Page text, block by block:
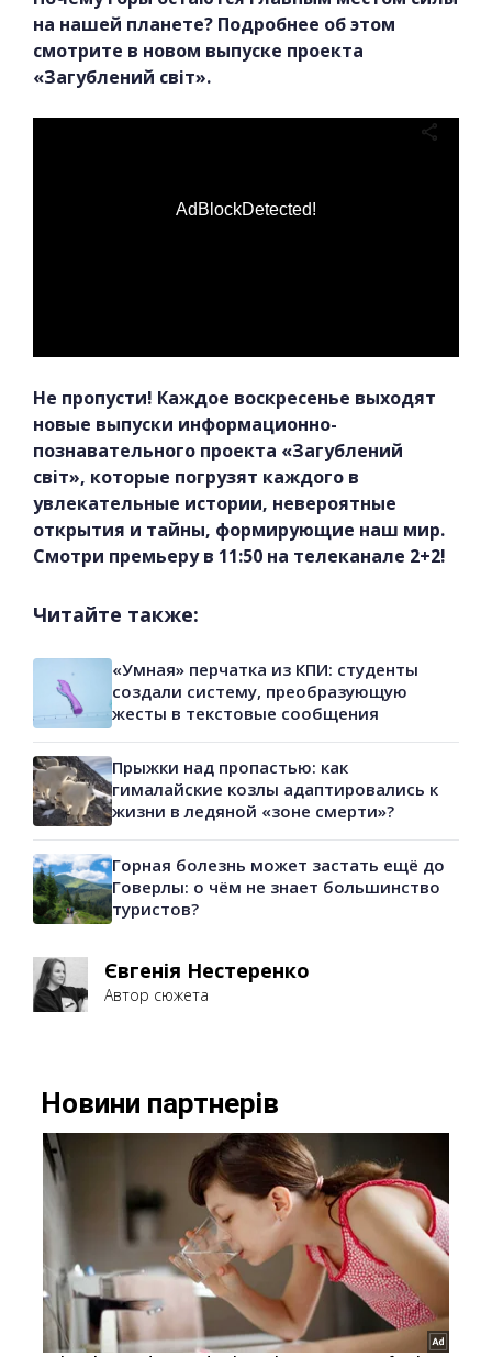
на нашей планете? Подробнее об этом
смотрите в новом выпуске проекта
«Загублений світ».
AdBlockDetected!
Не пропусти! Каждое воскресенье выходят
новые выпуски информационно-
познавательного проекта «Загублений
світ», которые погрузят каждого в
увлекательные истории, невероятные
открытия и тайны, формирующие наш мир.
Смотри премьеру в 11:50 на телеканале 2+2!
Читайте также:
«Умная» перчатка из КПИ: студенты
создали систему, преобразующую
жесты в текстовые сообщения
Прыжки над пропастью: как
гималайские козлы адаптировались к
жизни в ледяной «зоне смерти»?
Горная болезнь может застать ещё до
Говерлы: о чём не знает большинство
туристов?
Євгенія Нестеренко
Автор сюжета